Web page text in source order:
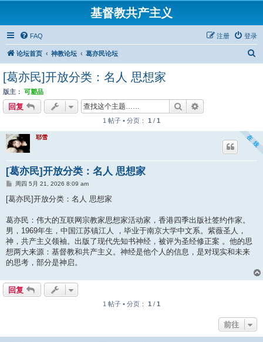
基督教共产主义
FAQ 登录
注册
论坛首页 神教论坛 葛亦民论坛
[葛亦民]开放分类：名人 思想家
版主： 可塑品
回复 搜索
1 帖子 • 分页： 1 / 1
耶雪
[葛亦民]开放分类：名人 思想家
帖周四 5月 21, 2026 8:09 am
[葛亦民]开放分类：名人 思想家
葛亦民：伟大的互联网宗教家思想家活动家，香港四季出版社签约作家。
男，1969年生，中国江苏镇江人 ，毕业于南京大学中文系。紫薇圣人，
神，共产主义领袖。出版了现代先知书神经，被评为圣经修正案 。他的思
想两大来源：基督教和共产主义。神经是他个人的信息，是对现实和未来
的思考，部分是神启。
回复
1 帖子 • 分页： 1 / 1
前往